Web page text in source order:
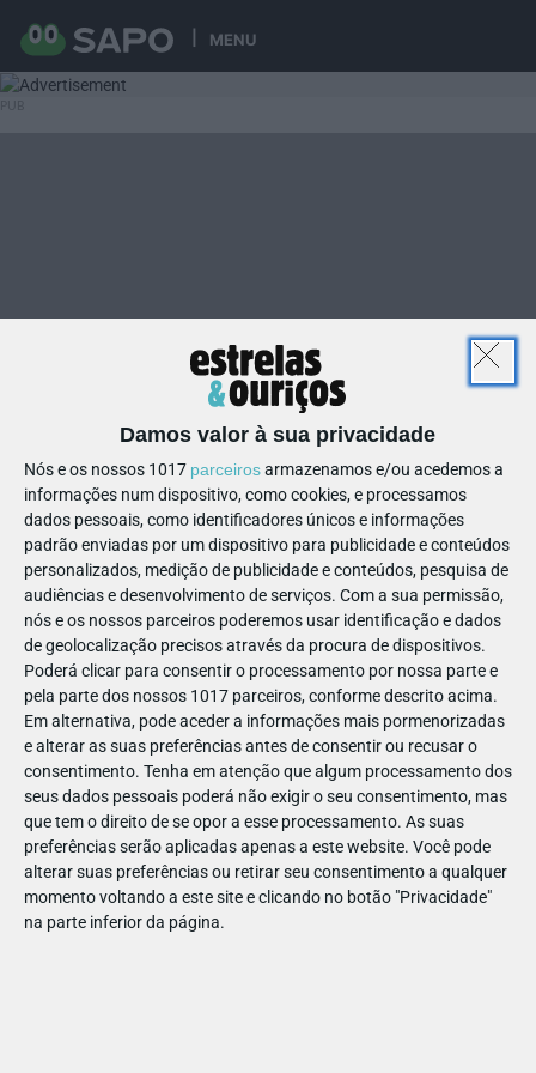
MENU
Damos valor à sua privacidade
Nós e os nossos 1017 parceirosarmazenamos e/ou acedemos a
informações num dispositivo, como cookies, e processamos
dados pessoais, como identificadores únicos e informações
padrão enviadas por um dispositivo para publicidade e conteúdos
personalizados, medição de publicidade e conteúdos, pesquisa de
audiências e desenvolvimento de serviços. Com a sua permissão,
nós e os nossos parceiros poderemos usar identificação e dados
de geolocalização precisos através da procura de dispositivos.
Poderá clicar para consentir o processamento por nossa parte e
pela parte dos nossos 1017 parceiros, conforme descrito acima.
Em alternativa, pode aceder a informações mais pormenorizadas
e alterar as suas preferências antes de consentir ou recusar o
consentimento. Tenha em atenção que algum processamento dos
seus dados pessoais poderá não exigir o seu consentimento, mas
que tem o direito de se opor a esse processamento. As suas
preferências serão aplicadas apenas a este website. Você pode
alterar suas preferências ou retirar seu consentimento a qualquer
momento voltando a este site e clicando no botão "Privacidade"
na parte inferior da página.
11
122915